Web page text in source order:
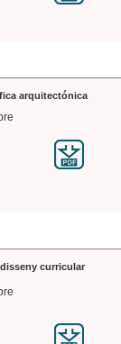
arquitectónica
curricular